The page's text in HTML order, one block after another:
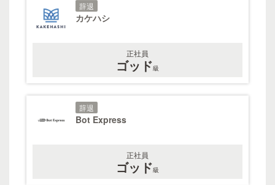
辞退
カケハシ
正社員
ゴッド級
辞退
Bot Express
正社員
ゴッド級